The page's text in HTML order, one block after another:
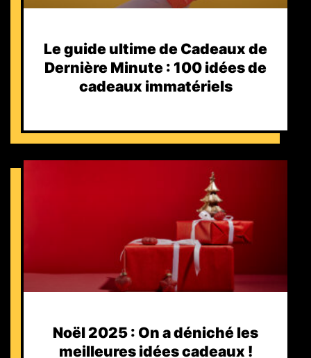
Le guide ultime de Cadeaux de
Dernière Minute : 100 idées de
cadeaux immatériels
Noël 2025 : On a déniché les
meilleures idées cadeaux !